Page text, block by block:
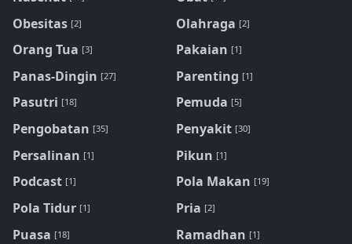
Obesitas [2] Olahraga [2]
Orang Tua [3] Pakaian [1]
Panas-Dingin [27] Parenting [1]
Pasutri [18] Pemuda [5]
Pengobatan [35] Penyakit [30]
Persalinan [1] Pikun [1]
Podcast [1] Pola Makan [19]
Pola Tidur [1] Pria [2]
Puasa [18] Ramadhan [1]